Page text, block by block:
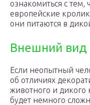
ознакомиться с тем,
европейские
они питаются в
Внешний вид
Если неопытный
об отличиях
животного и дикого
будет немного